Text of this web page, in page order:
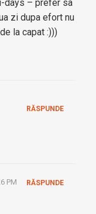
days – prefer sa
zi dupa efort nu
la capat :)))
RĂSPUNDE
PM RĂSPUNDE